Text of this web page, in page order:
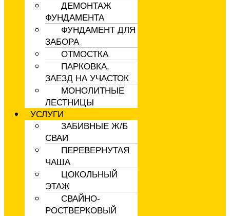
ДЕМОНТАЖ
ФУНДАМЕНТА
ФУНДАМЕНТ ДЛЯ
ЗАБОРА
ОТМОСТКА
ПАРКОВКА,
ЗАЕЗД НА УЧАСТОК
МОНОЛИТНЫЕ
ЛЕСТНИЦЫ
УСЛУГИ
ЗАБИВНЫЕ Ж/Б
СВАИ
ПЕРЕВЕРНУТАЯ
ЧАША
ЦОКОЛЬНЫЙ
ЭТАЖ
СВАЙНО-
РОСТВЕРКОВЫЙ